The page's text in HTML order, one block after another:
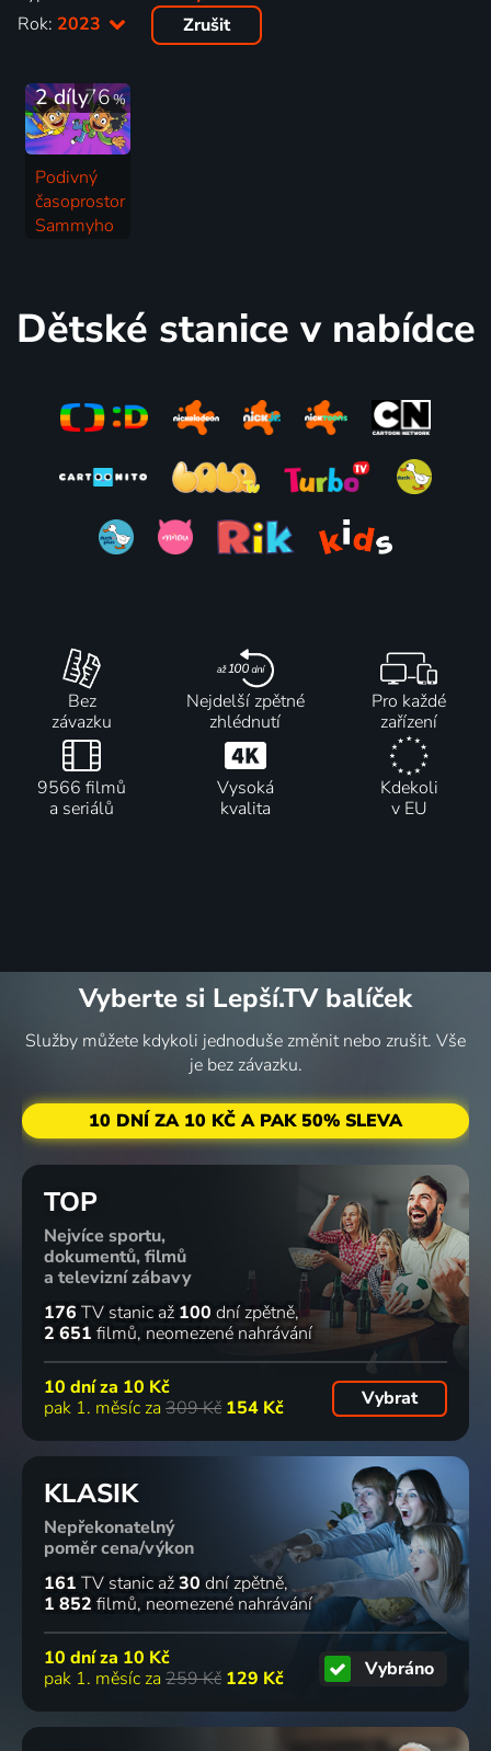
Rok: 2023 Zrušit
76%
2 díly
Podivný
časoprostor
Sammyho
Dětské stanice v nabídce
Bez
závazku
Nejdelší zpětné
zhlédnutí
Pro každé
zařízení
9566 filmů
a seriálů
Vysoká
kvalita
Kdekoli
v EU
Vyberte si Lepší.TV balíček
Služby můžete kdykoli jednoduše změnit nebo zrušit. Vše
je bez závazku.
10 DNÍ ZA 10 KČ A PAK 50% SLEVA
TOP
Nejvíce sportu,
dokumentů, filmů
a televizní zábavy
176 TV stanic až 100 dní zpětně
2 651 filmů neomezené nahrávání
10 dní za 10 Kč
pak 1. měsíc za 309 Kč 154 Kč Vybrat
KLASIK
Nepřekonatelný
poměr cena/výkon
161 TV stanic až30 dní zpětně
1 852 filmů neomezené nahrávání
10 dní za 10 Kč
pak 1. měsíc za 259 Kč 129 Kč Vybráno